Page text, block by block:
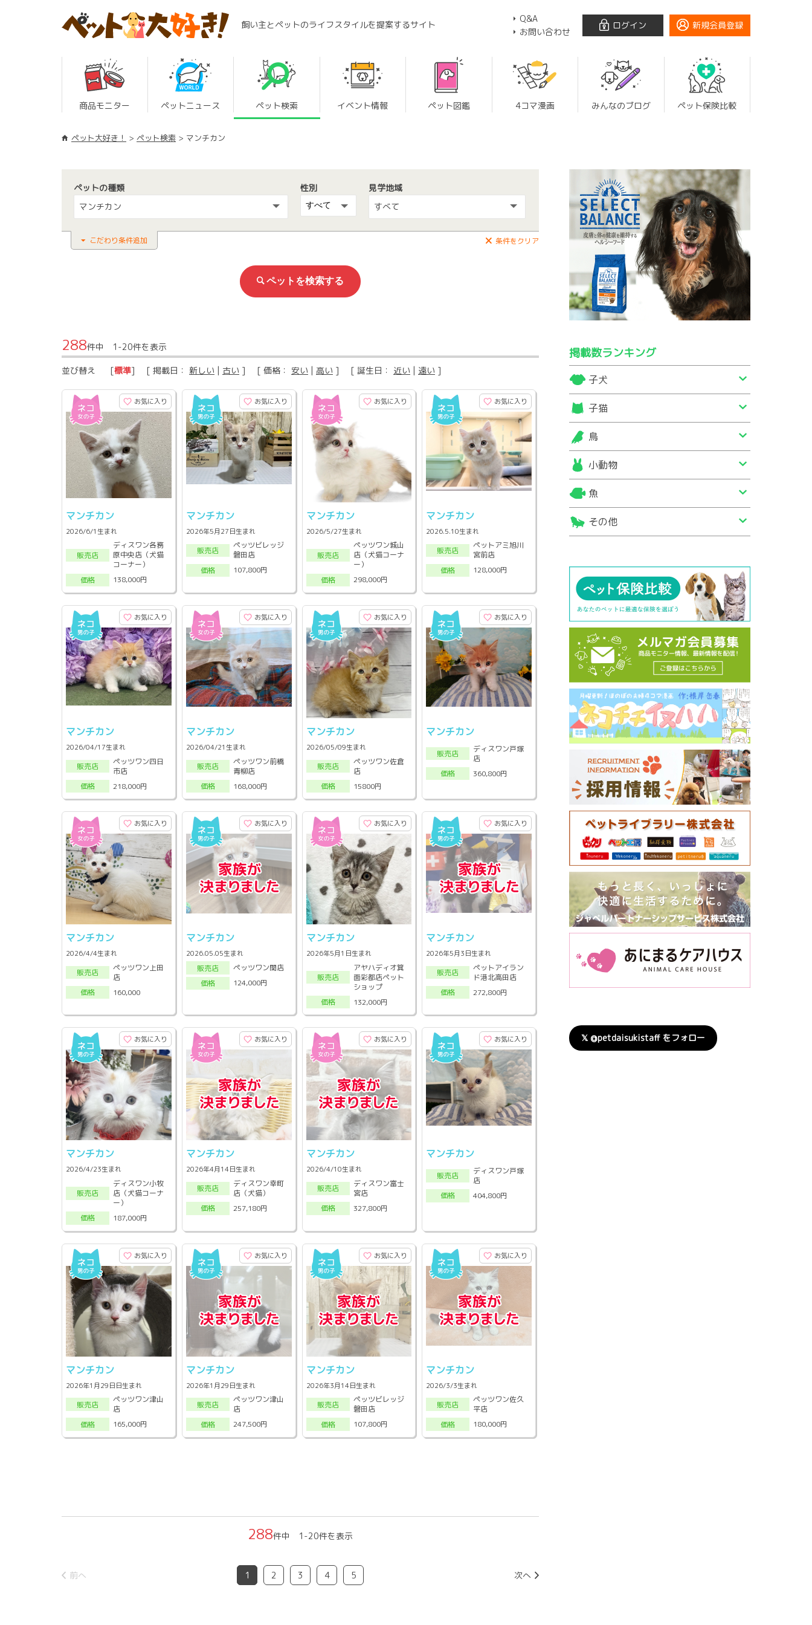
飼い主とペットのライフスタイルを提案するサイト
Q&A
お問い合わせ
ログイン 新規会員登録
商品モニター ペットニュース ペット検索 イベント情報 ペット図鑑 4コマ漫画 みんなのブログ ペット保険比較
ペット大好き！ ペット検索 マンチカン
ペットの種類
マンチカン
性別
見学地域
すべて
こだわり条件追加 条件をクリア
288件中 1-20件を表示
並び替え [標準] [ 掲載日： 新しい | 古い ] [ 価格： 安い | 高い ] [ 誕生日： 近い | 遠い ]
お気に入り
マンチカン
2026/6/1生まれ
販売店
ディスワン各務
原中央店（犬猫
コーナー）
価格
138,000円
お気に入り
マンチカン
2026年5月27日生まれ
販売店
ペッツビレッジ
磐田店
価格
107,800円
お気に入り
マンチカン
2026/5/27生まれ
販売店
ペッツワン城山
店（犬猫コーナ
ー）
価格
298,000円
お気に入り
マンチカン
2026.5.10生まれ
販売店
ペットアミ旭川
宮前店
価格
128,000円
お気に入り
マンチカン
2026/04/17生まれ
販売店
ペッツワン四日
市店
価格
218,000円
お気に入り
マンチカン
2026/04/21生まれ
販売店
ペッツワン前橋
青柳店
価格
168,000円
お気に入り
マンチカン
2026/05/09生まれ
販売店
ペッツワン佐倉
店
価格
15800円
お気に入り
マンチカン
販売店
ディスワン戸塚
店
価格
360,800円
お気に入り
マンチカン
2026/4/4生まれ
販売店
ペッツワン上田
店
価格
160,000
お気に入り
マンチカン
2026.05.05生まれ
販売店
ペッツワン関店
価格
124,000円
お気に入り
マンチカン
2026年5月1日生まれ
販売店
アヤハディオ箕
面彩都店ペット
ショップ
価格
132,000円
お気に入り
マンチカン
2026年5月3日生まれ
販売店
ペットアイラン
ド港北高田店
価格
272,800円
お気に入り
マンチカン
2026/4/23生まれ
販売店
ディスワン小牧
店（犬猫コーナ
ー）
価格
187,000円
お気に入り
マンチカン
2026年4月14日生まれ
販売店
ディスワン幸町
店（犬猫）
価格
257,180円
お気に入り
マンチカン
2026/4/10生まれ
販売店
ディスワン富士
宮店
価格
327,800円
お気に入り
マンチカン
販売店
ディスワン戸塚
店
価格
404,800円
お気に入り
マンチカン
2026年1月29日日生まれ
販売店
ペッツワン津山
店
価格
165,000円
お気に入り
マンチカン
2026年1月29日生まれ
販売店
ペッツワン津山
店
価格
247,500円
お気に入り
マンチカン
2026年3月14日生まれ
販売店
ペッツビレッジ
磐田店
価格
107,800円
お気に入り
マンチカン
2026/3/3生まれ
販売店
ペッツワン佐久
平店
価格
180,000円
288件中 1-20件を表示
前へ 1 2 3 4 5 次へ
掲載数ランキング
子犬
子猫
鳥
小動物
魚
その他
𝕏 @petdaisukistaff をフォロー